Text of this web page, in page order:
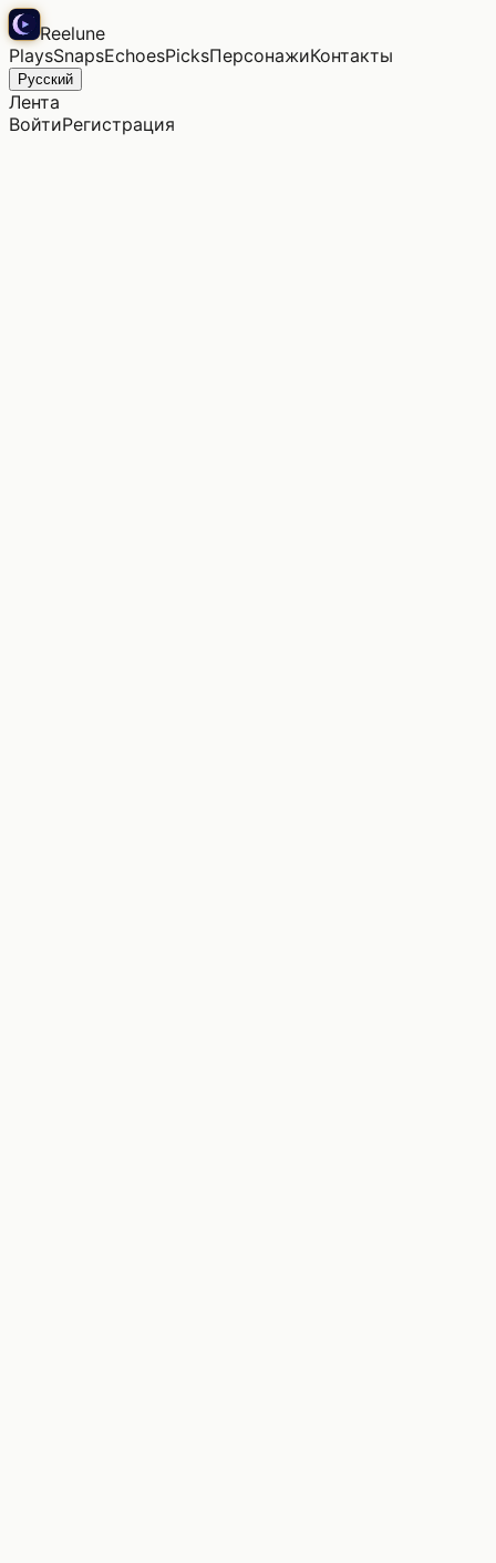
Reelune
PlaysSnapsEchoesPicksПерсонажиКонтакты
Русский
Лента
ВойтиРегистрация